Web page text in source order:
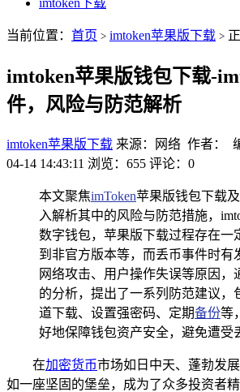
imtoken下载
当前位置： 首页 > imtoken苹果版下载 >
imtoken苹果版钱包下载-
件，风险与防范解析
imtoken苹果版下载 来源：网络 作者：
04-14 14:43:11 浏览：655 评论：0
本文聚焦imToken苹果版钱包下载
入解析其中的风险与防范措施，
数字钱包，苹果版下载过程存在一
到非官方版本等，而丢币事件时有
网络攻击、用户操作失误等原因，
的分析，提出了一系列防范建议，
道下载、设置强密码、定期备份等
好地保障钱包资产安全，避免遭受
在加密货币市场如日中天、蓬勃发
如一座坚固的堡垒，成为了众多投资者